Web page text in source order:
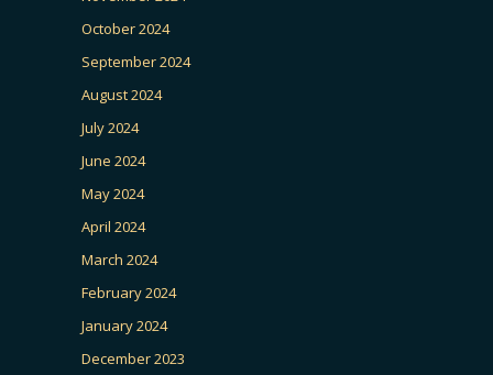
October 2024
September 2024
August 2024
July 2024
June 2024
May 2024
April 2024
March 2024
February 2024
January 2024
December 2023